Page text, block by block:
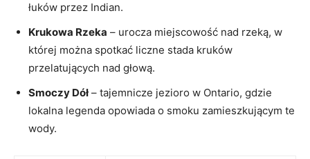
łuków przez ‍Indian.
Krukowa⁢ Rzeka – urocza miejscowość nad rzeką, w
której‌ można spotkać liczne ‍stada‌ kruków
przelatujących nad głową.
Smoczy Dół– tajemnicze jezioro⁤ w Ontario, gdzie
lokalna legenda opowiada o smoku​ zamieszkującym te
wody.